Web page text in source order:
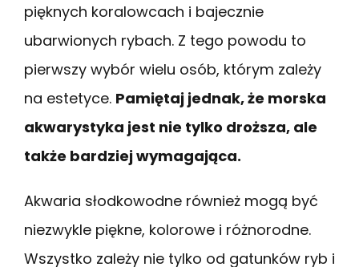
pięknych koralowcach i bajecznie
ubarwionych rybach. Z tego powodu to
pierwszy wybór wielu osób, którym zależy
na estetyce. Pamiętaj jednak, że morska
akwarystyka jest nie tylko droższa, ale
także bardziej wymagająca.
Akwaria słodkowodne również mogą być
niezwykle piękne, kolorowe i różnorodne.
Wszystko zależy nie tylko od gatunków ryb i